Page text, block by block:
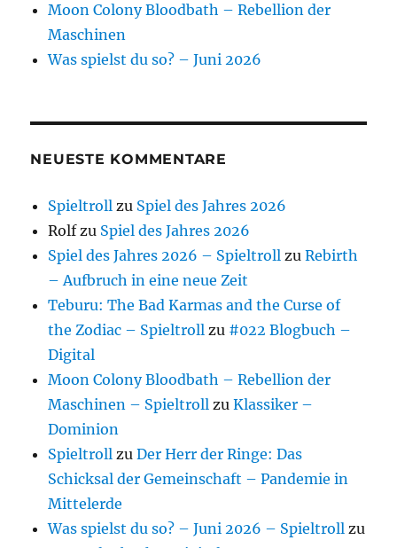
Moon Colony Bloodbath – Rebellion der
Maschinen
Was spielst du so? – Juni 2026
NEUESTE KOMMENTARE
Spieltroll zu Spiel des Jahres 2026
Rolfzu Spiel des Jahres 2026
Spiel des Jahres 2026 – Spieltroll zuRebirth
– Aufbruch in eine neue Zeit
Teburu: The Bad Karmas and the Curse of
the Zodiac – Spieltroll zu #022 Blogbuch –
Digital
Moon Colony Bloodbath – Rebellion der
Maschinen – Spieltroll zuKlassiker –
Dominion
Spieltroll zuDer Herr der Ringe: Das
Schicksal der Gemeinschaft – Pandemie in
Mittelerde
Was spielst du so? – Juni 2026 – Spieltroll zu